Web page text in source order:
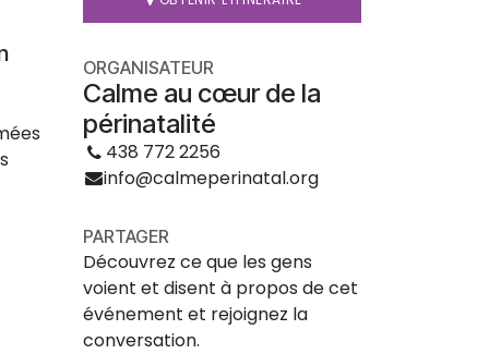
ORGANISATEUR
Calme au cœur de la
périnatalité
438 772 2256
info@calmeperinatal.org
PARTAGER
Découvrez ce que les gens
voient et disent à propos de cet
événement et rejoignez la
conversation.